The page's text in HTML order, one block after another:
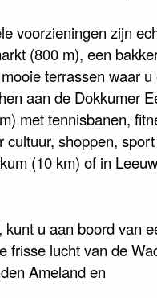
voorzieningen zijn
(800 m), een
terrassen waar u
aan de Dokkumer
met tennisbanen,
cultuur, shoppen,
(10 km) of in
u aan boord van
frisse lucht van de
Ameland en